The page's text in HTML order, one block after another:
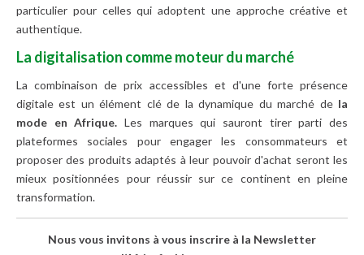
particulier pour celles qui adoptent une approche créative et
authentique.
La digitalisation comme moteur du marché
La combinaison de prix accessibles et d'une forte présence
digitale est un élément clé de la dynamique du marché de la
mode en Afrique. Les marques qui sauront tirer parti des
plateformes sociales pour engager les consommateurs et
proposer des produits adaptés à leur pouvoir d'achat seront les
mieux positionnées pour réussir sur ce continent en pleine
transformation.
Nous vous invitons à vous inscrire à la Newsletter